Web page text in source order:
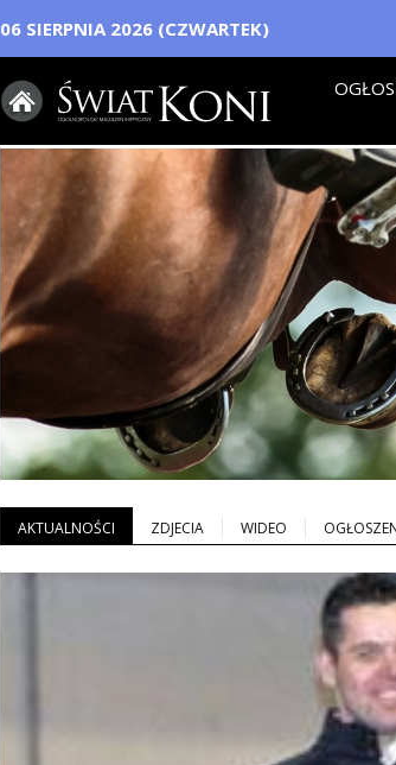
06 SIERPNIA 2026 (CZWARTEK)
AKTUALNOŚCI ZDJECIA WIDEO